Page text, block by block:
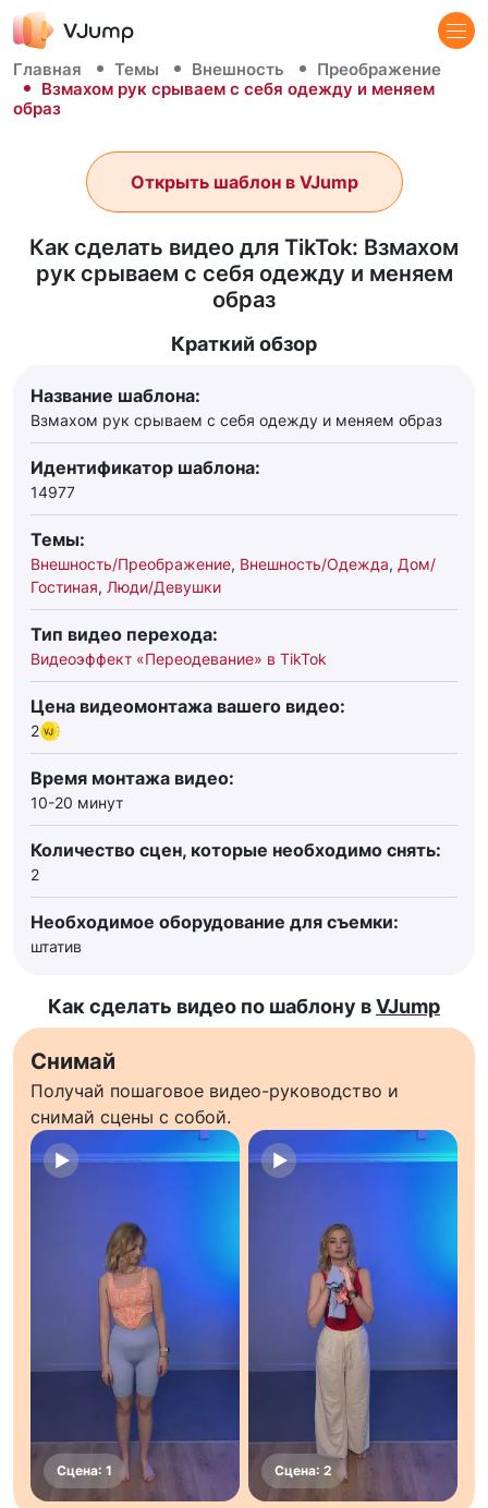
Главная Темы Внешность
Преображение
Взмахом рук срываем с себя одежду и меняем
образ
Как сделать видео для TikTok: Взмахом
рук срываем с себя одежду и меняем
образ
Открыть шаблон в VJump
Краткий обзор
Название шаблона:
Взмахом рук срываем с себя одежду и меняем образ
Идентификатор шаблона:
14977
Темы:
Внешность/Преображение, Внешность/Одежда, Дом/
Гостиная, Люди/Девушки
Тип видео перехода:
Видеоэффект «Переодевание» в TikTok
Цена видеомонтажа вашего видео:
2
Время монтажа видео:
10-20 минут
Количество сцен, которые необходимо снять:
2
Необходимое оборудование для съемки:
штатив
Как сделать видео по шаблону вVJump
Снимай
Получай пошаговое видео-руководство и
снимай сцены с собой.